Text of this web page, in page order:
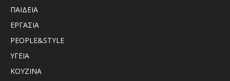
ΠΑΙΔΕΙΑ
ΕΡΓΑΣΙΑ
PEOPLE&STYLE
ΥΓΕΙΑ
ΚΟΥΖΙΝΑ